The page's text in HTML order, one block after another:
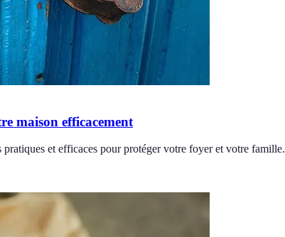
maison efficacement
et efficaces pour protéger votre foyer et votre famille.